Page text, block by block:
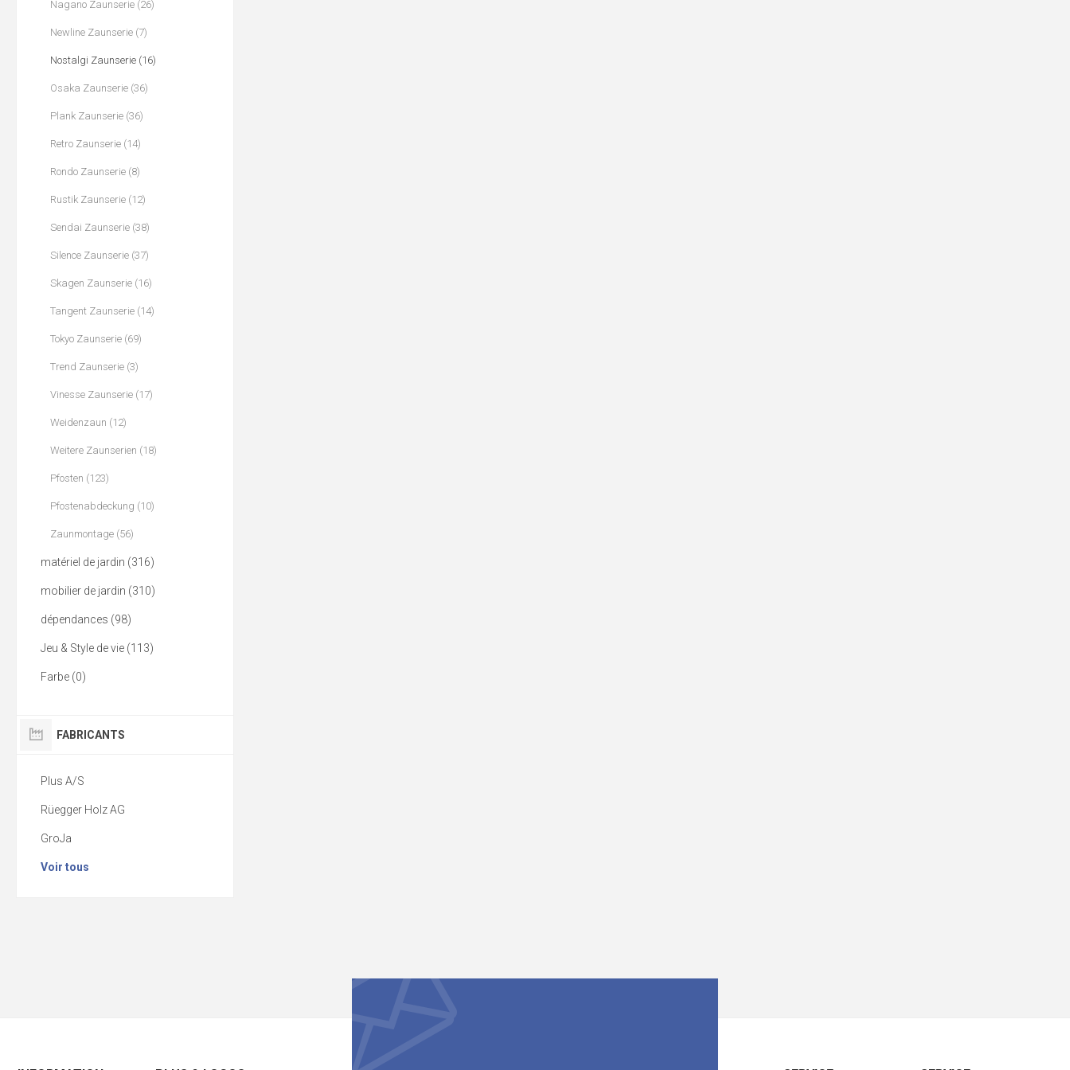
Nagano Zaunserie (26)
Newline Zaunserie (7)
Nostalgi Zaunserie (16)
Osaka Zaunserie (36)
Plank Zaunserie (36)
Retro Zaunserie (14)
Rondo Zaunserie (8)
Rustik Zaunserie (12)
Sendai Zaunserie (38)
Silence Zaunserie (37)
Skagen Zaunserie (16)
Tangent Zaunserie (14)
Tokyo Zaunserie (69)
Trend Zaunserie (3)
Vinesse Zaunserie (17)
Weidenzaun (12)
Weitere Zaunserien (18)
Pfosten (123)
Pfostenabdeckung (10)
Zaunmontage (56)
matériel de jardin (316)
mobilier de jardin (310)
dépendances (98)
Jeu & Style de vie (113)
Farbe (0)
FABRICANTS
Plus A/S
Rüegger Holz AG
GroJa
Voir tous